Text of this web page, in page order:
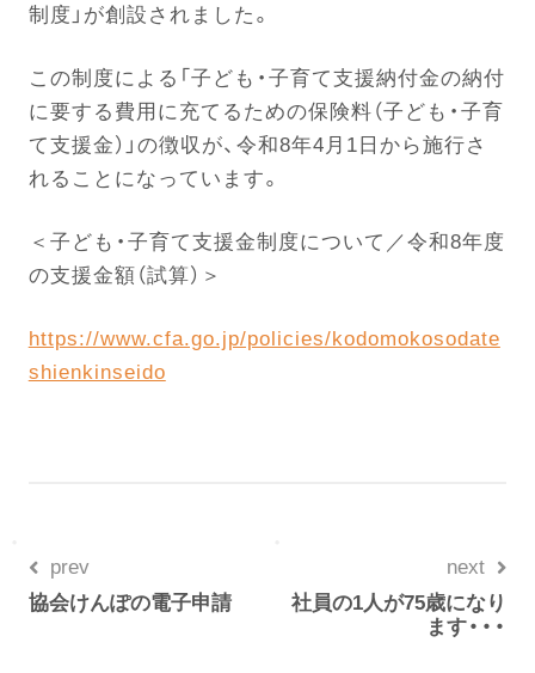
制度」が創設されました。
この制度による「子ども・子育て支援納付金の納付
に要する費用に充てるための保険料（子ども・子育
て支援金）」の徴収が、令和8年4月1日から施行さ
れることになっています。
＜子ども・子育て支援金制度について／令和8年度
の支援金額（試算）＞
https://www.cfa.go.jp/policies/kodomokosodate
shienkinseido
prev
協会けんぽの電子申請
next
社員の1人が75歳になり
ます・・・